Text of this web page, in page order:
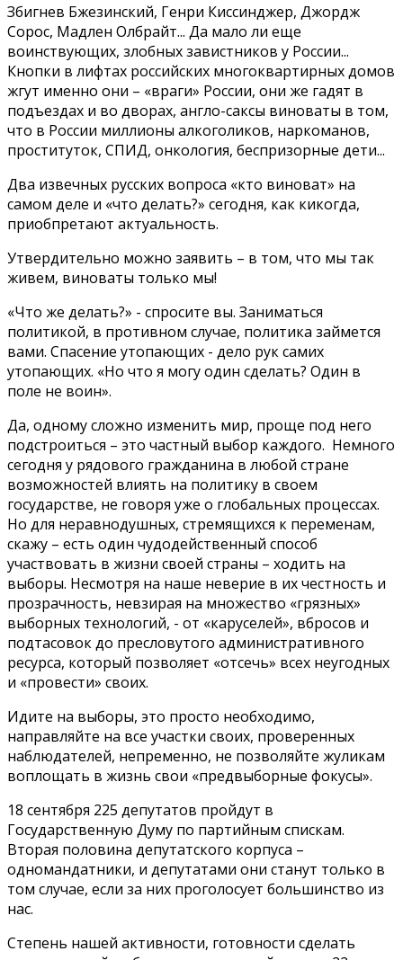
Збигнев Бжезинский, Генри Киссинджер, Джордж
Сорос, Мадлен Олбрайт... Да мало ли еще
воинствующих, злобных завистников у России...
Кнопки в лифтах российских многоквартирных домов
жгут именно они – «враги» России, они же гадят в
подъездах и во дворах, англо-саксы виноваты в том,
что в России миллионы алкоголиков, наркоманов,
проституток, СПИД, онкология, беспризорные дети...
Два извечных русских вопроса «кто виноват» на
самом деле и «что делать?» сегодня, как кикогда,
приобпретают актуальность.
Утвердительно можно заявить – в том, что мы так
живем, виноваты только мы!
«Что же делать?» - спросите вы. Заниматься
политикой, в противном случае, политика займется
вами. Спасение утопающих - дело рук самих
утопающих. «Но что я могу один сделать? Один в
поле не воин».
Да, одному сложно изменить мир, проще под него
подстроиться – это частный выбор каждого. Немного
сегодня у рядового гражданина в любой стране
возможностей влиять на политику в своем
государстве, не говоря уже о глобальных процессах.
Но для неравнодушных, стремящихся к переменам,
скажу – есть один чудодейственный способ
участвовать в жизни своей страны – ходить на
выборы. Несмотря на наше неверие в их честность и
прозрачность, невзирая на множество «грязных»
выборных технологий, - от «каруселей», вбросов и
подтасовок до пресловутого административного
ресурса, который позволяет «отсечь» всех неугодных
и «провести» своих.
Идите на выборы, это просто необходимо,
направляйте на все участки своих, проверенных
наблюдателей, непременно, не позволяйте жуликам
воплощать в жизнь свои «предвыборные фокусы».
18 сентября 225 депутатов пройдут в
Государственную Думу по партийным спискам.
Вторая половина депутатского корпуса –
одномандатники, и депутатами они станут только в
том случае, если за них проголосует большинство из
нас.
Степень нашей активности, готовности сделать